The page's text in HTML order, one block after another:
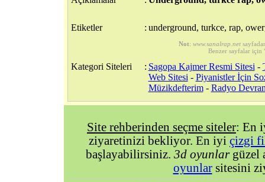
Etiketler : underground, turkce, rap,
Not: www.sanalrap.net
Benzer sayfalar için
Kategori Siteleri : Sagopa Kajmer Resmi Sitesi -
Web Sitesi - Piyanistler İçin
Müzikdefterim- Radyo
Site rehberinden seçme siteler: En
ziyaretinizi bekliyor. En iyi çizgi
başlayabilirsiniz. 3d oyunlargüzel
oyunlarsitesini